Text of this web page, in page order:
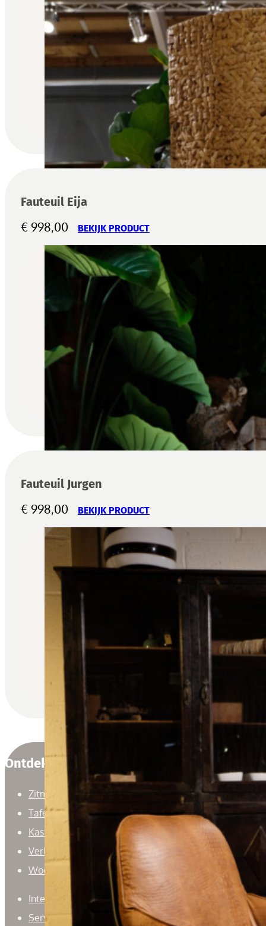
Fauteuil Eija
€ 998,00 BEKIJK PRODUCT
Fauteuil Jurgen
€ 998,00 BEKIJK PRODUCT
Ontdek
Zitmeubelen
Tafels
Kasten
Verlichting
Woonaccessoires
Interieuradvies
Service